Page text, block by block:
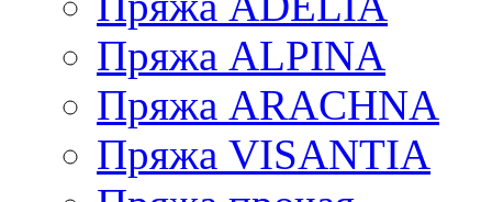
Пряжа ALPINA
Пряжа ARACHNA
Пряжа VISANTIA